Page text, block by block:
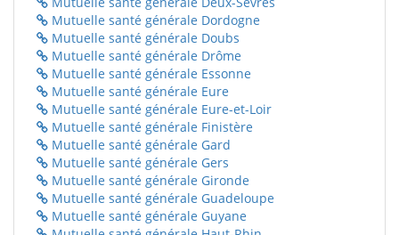
Mutuelle santé générale Dordogne
Mutuelle santé générale Doubs
Mutuelle santé générale Drôme
Mutuelle santé générale Essonne
Mutuelle santé générale Eure
Mutuelle santé générale Eure-et-Loir
Mutuelle santé générale Finistère
Mutuelle santé générale Gard
Mutuelle santé générale Gers
Mutuelle santé générale Gironde
Mutuelle santé générale Guadeloupe
Mutuelle santé générale Guyane